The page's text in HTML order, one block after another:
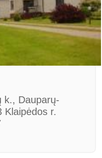
k., Dauparų-
Klaipėdos r.